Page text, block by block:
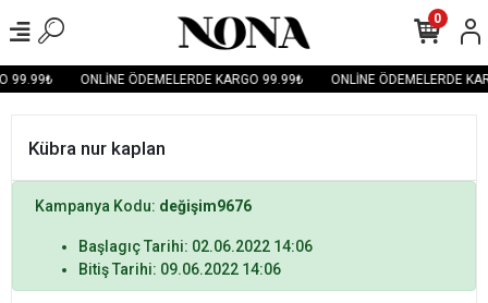
99.99₺ ONLİNE ÖDEMELERDE KARGO 99.99₺ ONLİNE ÖDEMELERDE
0
Kübra nur kaplan
Kampanya Kodu: değişim9676
Başlagıç Tarihi: 02.06.2022 14:06
Bitiş Tarihi: 09.06.2022 14:06